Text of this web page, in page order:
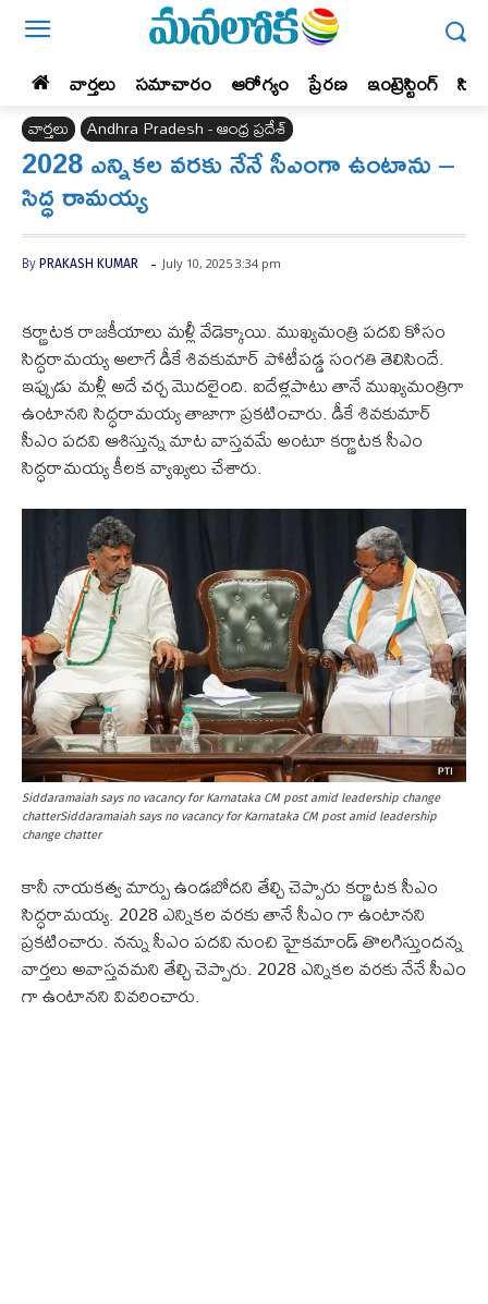
వార్తలు సమాచారం ఆరోగ్యం ప్రేర‌ణ‌ ఇంట్రెస్టింగ్‌
వార్తలు Andhra Pradesh - ఆంధ్ర ప్రదేశ్‌
2028 ఎన్నికల వరకు నేనే సీఎంగా ఉంటాను –
సిద్ధ రామయ్య
By PRAKASH KUMAR - July 10, 2025 3:34 pm
కర్ణాటక రాజకీయాలు మళ్లీ వేడెక్కాయి. ముఖ్యమంత్రి పదవి కోసం
సిద్ధరామయ్య అలాగే డీకే శివకుమార్ పోటీపడ్డ సంగతి తెలిసిందే.
ఇప్పుడు మళ్లీ అదే చర్చ మొదలైంది. ఐదేళ్లపాటు తానే ముఖ్యమంత్రిగా
ఉంటానని సిద్ధరామయ్య తాజాగా ప్రకటించారు. డీకే శివకుమార్
సీఎం పదవి ఆశిస్తున్న మాట వాస్తవమే అంటూ కర్ణాటక సీఎం
సిద్ధరామయ్య కీలక వ్యాఖ్యలు చేశారు.
Siddaramaiah says no vacancy for Karnataka CM post amid leadership change
chatterSiddaramaiah says no vacancy for Karnataka CM post amid leadership
change chatter
కానీ నాయకత్వ మార్పు ఉండబోదని తేల్చి చెప్పారు కర్ణాటక సీఎం
సిద్ధరామయ్య. 2028 ఎన్నికల వరకు తానే సీఎం గా ఉంటానని
ప్రకటించారు. నన్ను సీఎం పదవి నుంచి హైకమాండ్ తొలగిస్తుందన్న
వార్తలు అవాస్తవమని తేల్చి చెప్పారు. 2028 ఎన్నికల వరకు నేనే సీఎం
గా ఉంటానని వివరించారు.